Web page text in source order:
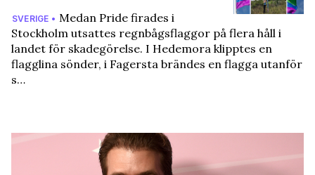
SVERIGE • Medan Pride firades i
Stockholm utsattes regnbågsflaggor på flera håll i
landet för skadegörelse. I Hedemora klipptes en
flagglina sönder, i Fagersta brändes en flagga utanför
s…